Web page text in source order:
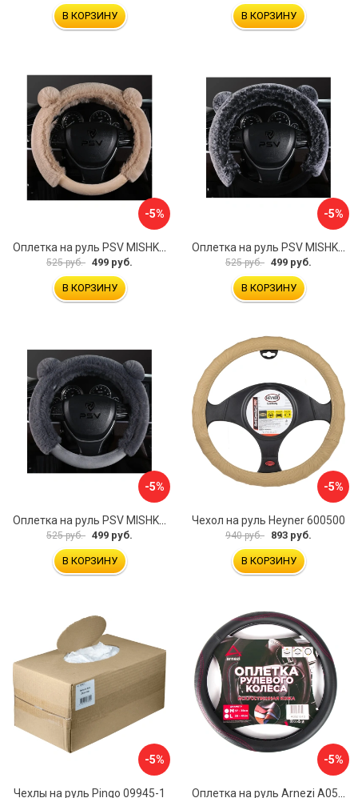
В КОРЗИНУ В КОРЗИНУ
-5%
Оплетка на руль PSV MISHKA Premium 136099
525 руб. 499 руб.
В КОРЗИНУ
-5%
Оплетка на руль PSV MISHKA Premium 136095
525 руб. 499 руб.
В КОРЗИНУ
-5%
525 руб. 499 руб.
В КОРЗИНУ
-5%
Чехол на руль Heyner 600500
940 руб. 893 руб.
В КОРЗИНУ
-5%
Чехлы на руль Pingo 09945-1
-5%